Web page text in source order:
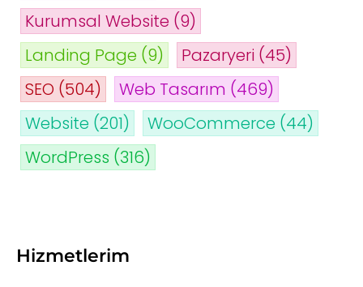
Kurumsal Website (9)
Landing Page (9) Pazaryeri (45)
SEO (504) Web Tasarım (469)
Website (201) WooCommerce (44)
WordPress (316)
Hizmetlerim